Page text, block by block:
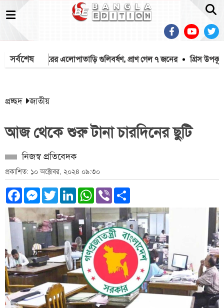
সর্বশেষকিশোরের এলোপাতাড়ি গুলিবর্ষণ, প্রাণ গেল ৭ জনের গ্রিস উপকূলে
প্রচ্ছদ জাতীয়
আজ থেকে শুরু টানা চারদিনের ছুটি
নিজস্ব প্রতিবেদক
প্রকাশিত: ১০ অক্টোবর, ২০২৪ ০৯:৩০
Facebook
Messenger
TwitterLinkedInWhatsApp
Viber